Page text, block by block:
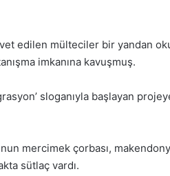
edilen mülteciler bir yandan
imkanına kavuşmuş.
sloganıyla başlayan
mercimek çorbası,
sütlaç vardı.